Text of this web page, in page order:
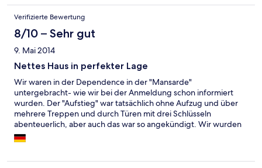
Blick auf ein "offenes" Treppenhaus. Die Zimmer sind einfach,
aber ausreichend (TV, Minibar, Fön) mit ältlichem Charme. Der
Frühstücksraum liegt in einem urigen Kellergewölbe und bietet
ausreichende Stärkung für den Tagesbeginn. Das Personal ist
sehr nett und hilfsbereit. Wir würden dieses Hotel wieder
Verifizierte Bewertung
8/10 – Sehr gut
9. Mai 2014
Nettes Haus in perfekter Lage
Wir waren in der Dependence in der "Mansarde"
untergebracht- wie wir bei der Anmeldung schon informiert
wurden. Der "Aufstieg" war tatsächlich ohne Aufzug und über
mehrere Treppen und durch Türen mit drei Schlüsseln
abenteuerlich, aber auch das war so angekündigt. Wir wurden
dann von einem geräumigen charmanten Zimmer mit viel
Schrankraum (allerdings für große Menschen) und Duschbad